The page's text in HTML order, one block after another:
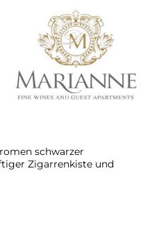
schwarzer
Zigarrenkiste und